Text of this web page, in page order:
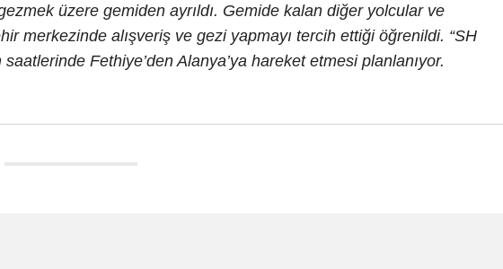
üzere gemiden ayrıldı. Gemide kalan diğer yolcular ve
merkezinde alışveriş ve gezi yapmayı tercih ettiği öğrenildi. “SH
saatlerinde Fethiye’den Alanya’ya hareket etmesi planlanıyor.